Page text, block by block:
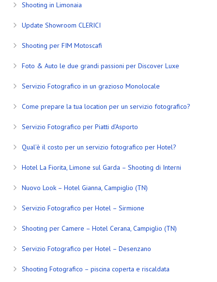
Shooting in Limonaia
Update Showroom CLERICI
Shooting per FIM Motoscafi
Foto & Auto le due grandi passioni per Discover Luxe
Servizio Fotografico in un grazioso Monolocale
Come prepare la tua location per un servizio fotografico?
Servizio Fotografico per Piatti d’Asporto
Qual’è il costo per un servizio fotografico per Hotel?
Hotel La Fiorita, Limone sul Garda – Shooting di Interni
Nuovo Look – Hotel Gianna, Campiglio (TN)
Servizio Fotografico per Hotel – Sirmione
Shooting per Camere – Hotel Cerana, Campiglio (TN)
Servizio Fotografico per Hotel – Desenzano
Shooting Fotografico – piscina coperta e riscaldata